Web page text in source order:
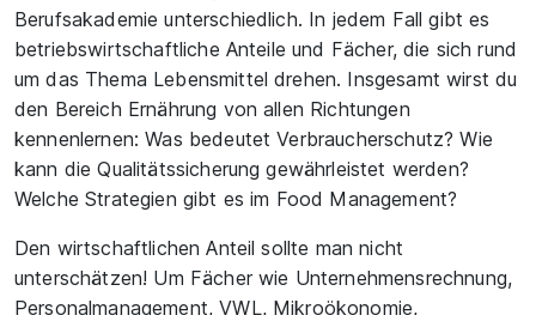
Berufsakademie unterschiedlich. In jedem Fall gibt es
betriebswirtschaftliche Anteile und Fächer, die sich rund
um das Thema Lebensmittel drehen. Insgesamt wirst du
den Bereich Ernährung von allen Richtungen
kennenlernen: Was bedeutet Verbraucherschutz? Wie
kann die Qualitätssicherung gewährleistet werden?
Welche Strategien gibt es im Food Management?
Den wirtschaftlichen Anteil sollte man nicht
unterschätzen! Um Fächer wie Unternehmensrechnung,
Personalmanagement, VWL, Mikroökonomie,